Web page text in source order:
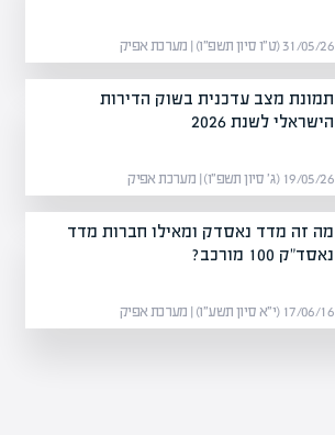
31/05/26 (ט״ו סיון תשפ״ו) | מערכת אפיק
תמונת מצב עדכנית בשוק הדירות
הישראלי לשנת 2026
19/05/26 (ג׳ סיון תשפ״ו) | מערכת אפיק
מה זה מדד נאסדק ומאילו חברות מדד
נאסד"ק 100 מורכב?
17/06/16 (י״א סיון תשע״ו) | מערכת אפיק